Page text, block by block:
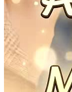
Pemeran Utama